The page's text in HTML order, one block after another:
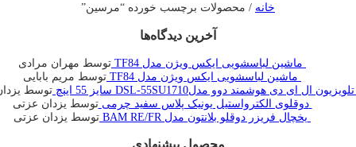
خانه / محصولات برچسب خورده “مرسین”
آخرین دیدگاه‌ها
ماشین لباسشویی ایکس ویژن مدل TF84
توسط مهران مرادی
ماشین لباسشویی ایکس ویژن مدل TF84
توسط مریم بابایی
تلویزیون ال ای دی هوشمند دوو مدلDSL-55SU1710 سایز 55 اینچ
توسط
دوقلوی الکترواستیل یونیک پلاس سفید چرمی توسط یزدان عزتی
یخچال فريزر دوقلو بلانتون مدل BAM RE/FR
توسط یزدان عزتی